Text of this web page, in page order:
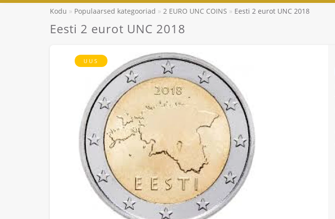
Kodu Populaarsed kategooriad 2 EURO UNC COINS Eesti 2 eurot UNC 2018
Eesti 2 eurot UNC 2018
UUS